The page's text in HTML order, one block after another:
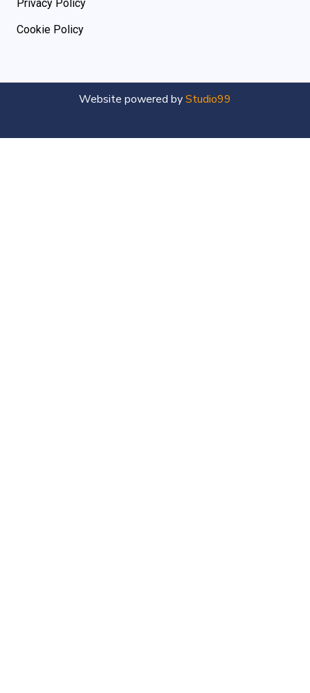
Privacy Policy
Cookie Policy
Website powered byStudio99